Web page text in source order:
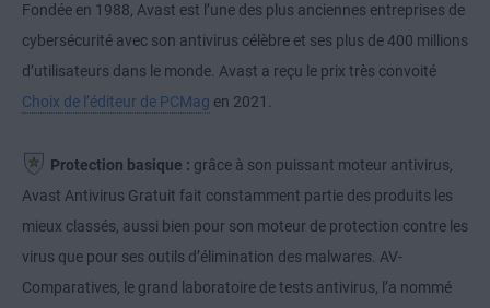
Fondée en 1988, Avast est l’une des plus anciennes entreprises de
cybersécurité avec son antivirus célèbre et ses plus de 400 millions
d’utilisateurs dans le monde. Avast a reçu le prix très convoité
Choix de l’éditeur de PCMag en 2021.
Protection basique : grâce à son puissant moteur antivirus,
Avast Antivirus Gratuit fait constamment partie des produits les
mieux classés, aussi bien pour son moteur de protection contre les
virus que pour ses outils d’élimination des malwares. AV-
Comparatives, le grand laboratoire de tests antivirus, l’a nommé